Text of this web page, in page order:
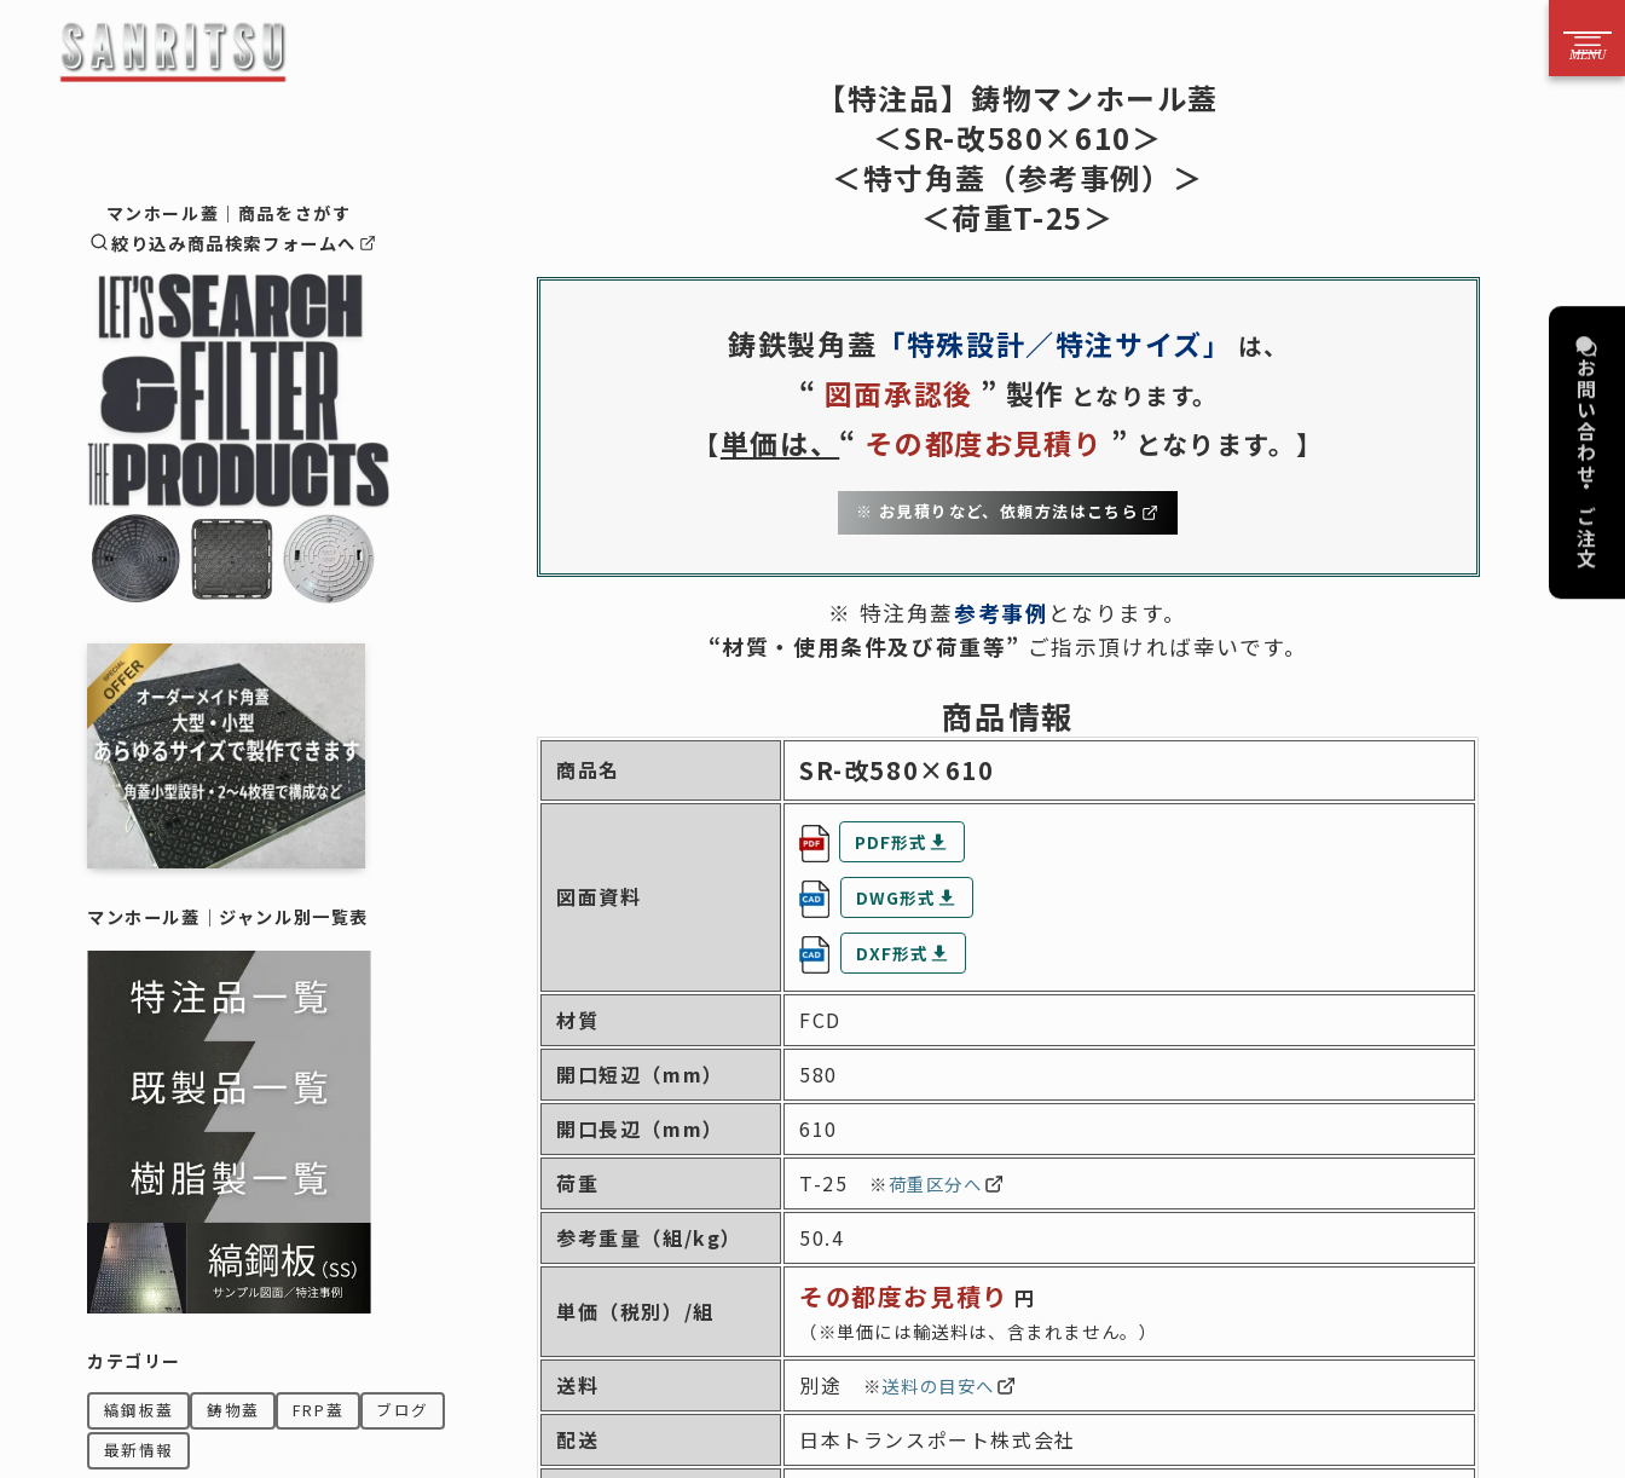
最新情報・お知らせ
マンホール蓋
鋳物製品
擬宝珠・銘板
株式会社三立 052－221－6626
（お急ぎの方はお電話からのご注文をお願いいたします）
荷重区分
制作事例
外部サイト
三鋼テクノ
（三立既製品販売・設置）
ご利用案内
送料の目安
建築積算代行
２D作図
商品をさがす
メール
橋銘板
協賛リンクのお願い
【特注品】鋳物マンホール蓋
＜SR-改580×610＞
＜特寸角蓋（参考事例）＞
＜荷重T-25＞
鋳鉄製角蓋 「特殊設計／特注サイズ」 は、
“ 図面承認後 ” 製作 となります。
【単価は、 “ その都度お見積り ” となります。 】
※ お見積りなど、依頼方法はこちら
※ 特注角蓋参考事例 となります。
“材質・使用条件及び荷重等” ご指示頂ければ幸いです。
商品情報
商品名 SR-改580×610
図面資料
PDF形式
DWG形式
DXF形式
材質
FCD
開口短辺 （mm）
580
開口長辺 （mm）
610
荷重
T-25 ※荷重区分へ
参考重量 （組/kg） 50.4
単価 （税別）/組 その都度お見積り 円
（※単価には輸送料は、含まれません。）
送料 別途 ※送料の目安へ
配送
日本トランスポート株式会社
マンホール蓋｜商品をさがす
絞り込み商品検索フォームへ
マンホール蓋｜ ジャンル別一覧表
カテゴリー
縞鋼板蓋 鋳物蓋 FRP蓋
ブログ
最新情報
お問い合わせ・ご注文